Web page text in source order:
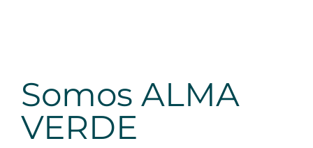
Somos ALMA
VERDE